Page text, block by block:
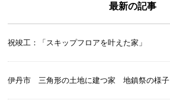
最新の記事
祝竣工：「スキップフロアを叶えた家」
伊丹市 三角形の土地に建つ家 地鎮祭の様子